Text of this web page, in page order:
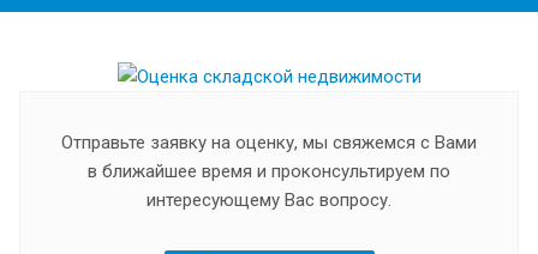
Отправьте заявку на оценку, мы свяжемся с Вами
в ближайшее время и проконсультируем по
интересующему Вас вопросу.